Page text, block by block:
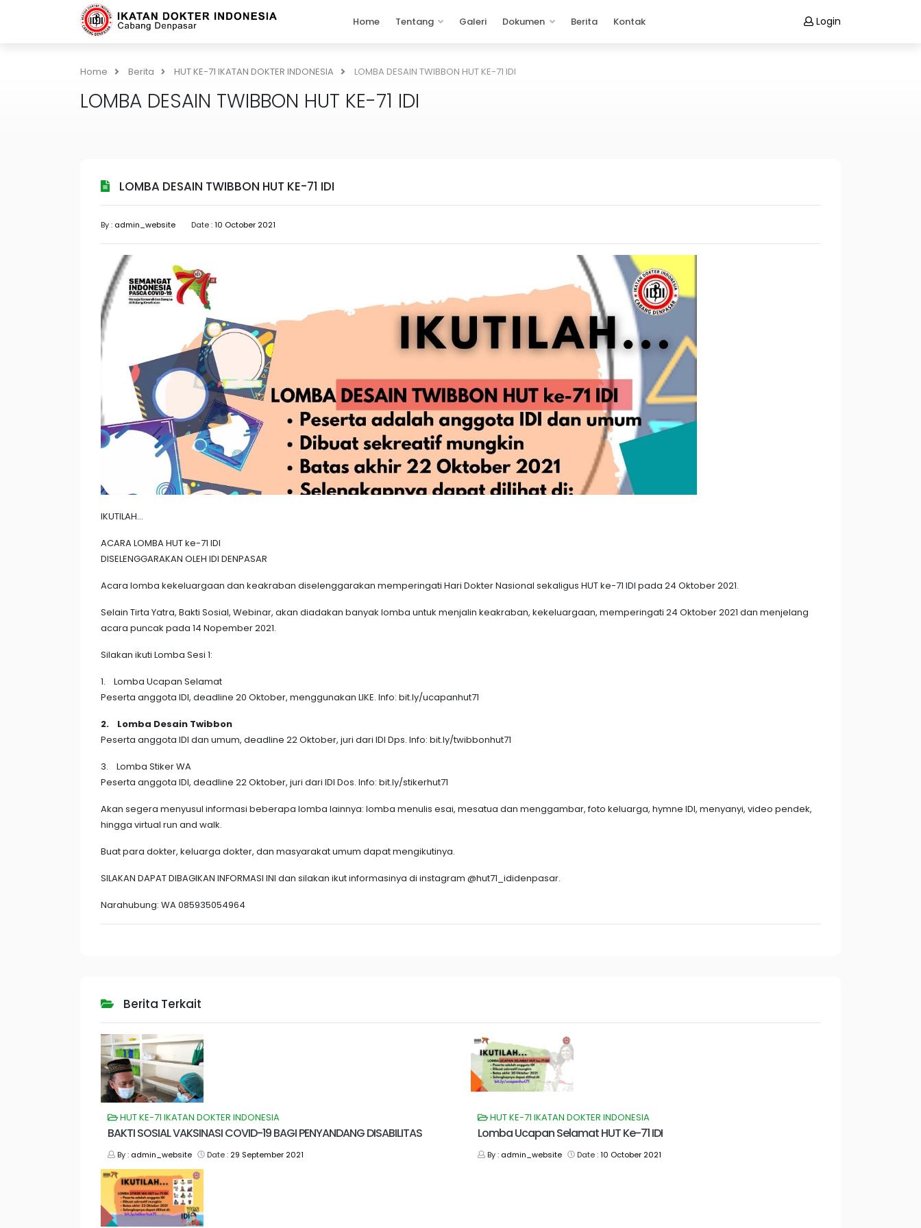
Home Tentang Galeri Dokumen Berita Kontak Login
Home Berita HUT KE-71 IKATAN DOKTER INDONESIA LOMBA DESAIN TWIBBON HUT KE-71 IDI
LOMBA DESAIN TWIBBON HUT KE-71 IDI
LOMBA DESAIN TWIBBON HUT KE-71 IDI
By : admin_website Date :10 October 2021
IKUTILAH...
ACARA LOMBA HUT ke-71 IDI
DISELENGGARAKAN OLEH IDI DENPASAR
Acara lomba kekeluargaan dan keakraban diselenggarakan memperingati Hari Dokter Nasional sekaligus HUT ke-71 IDI pada 24 Oktober 2021.
Selain Tirta Yatra, Bakti Sosial, Webinar, akan diadakan banyak lomba untuk menjalin keakraban, kekeluargaan, memperingati 24 Oktober 2021 dan menjelang
acara puncak pada 14 Nopember 2021.
Silakan ikuti Lomba Sesi 1:
1. Lomba Ucapan Selamat
Peserta anggota IDI, deadline 20 Oktober, menggunakan LIKE. Info: bit.ly/ucapanhut71
2. Lomba Desain Twibbon
Peserta anggota IDI dan umum, deadline 22 Oktober, juri dari IDI Dps. Info: bit.ly/twibbonhut71
3. Lomba Stiker WA
Peserta anggota IDI, deadline 22 Oktober, juri dari IDI Dos. Info: bit.ly/stikerhut71
Akan segera menyusul informasi beberapa lomba lainnya: lomba menulis esai, mesatua dan menggambar, foto keluarga, hymne IDI, menyanyi, video pendek,
hingga virtual run and walk.
Buat para dokter, keluarga dokter, dan masyarakat umum dapat mengikutinya.
SILAKAN DAPAT DIBAGIKAN INFORMASI INI dan silakan ikut informasinya di instagram @hut71_ididenpasar.
Narahubung: WA 085935054964
Berita Terkait
HUT KE-71 IKATAN DOKTER INDONESIA
BAKTI SOSIAL VAKSINASI COVID-19 BAGI PENYANDANG DISABILITAS
By : admin_website Date : 29 September 2021
HUT KE-71 IKATAN DOKTER INDONESIA
Lomba Ucapan Selamat HUT Ke-71 IDI
By : admin_website Date :10 October 2021